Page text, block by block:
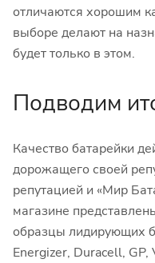
отличаются хорошим
выборе делают на
будет только в этом.
Подводим
Качество батарейки
дорожащего своей
репутацией и «Мир
магазине
образцы лидирующих
Energizer, Duracell,